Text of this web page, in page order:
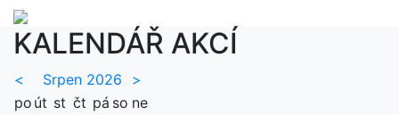
KALENDÁŘ AKCÍ
< Srpen 2026
>
po út st čt pá so ne